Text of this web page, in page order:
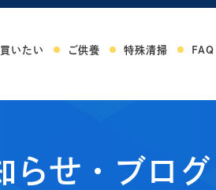
いたい ご供養 特殊清掃 FAQ
らせ・ブログ